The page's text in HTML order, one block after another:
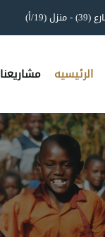
الرئيسيه مشاريعنا